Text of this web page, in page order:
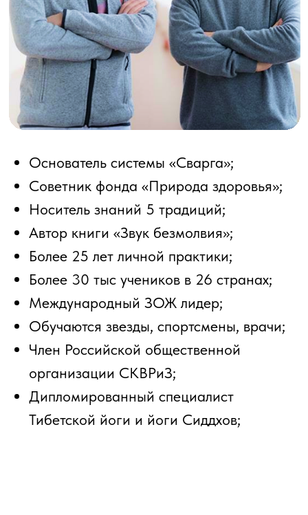
С 2014 года мы помогаем людям
обретать целостность тела, души
и духа.
Система «Сварга» объединяет пять
древних традиций: даосский цигун,
сиддхов, казачий спас и тибетскую йогу
дзогчен бон.
За эти годы более 30 000 учеников
из 25 стран мира прошли наши
программы.
Мы передаём знания, проверенные
Про школу «Сварга»